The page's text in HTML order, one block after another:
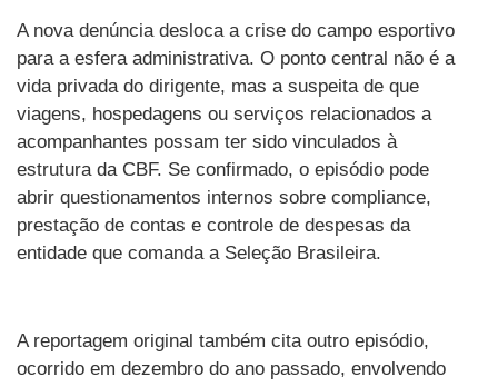
A nova denúncia desloca a crise do campo esportivo
para a esfera administrativa. O ponto central não é a
vida privada do dirigente, mas a suspeita de que
viagens, hospedagens ou serviços relacionados a
acompanhantes possam ter sido vinculados à
estrutura da CBF. Se confirmado, o episódio pode
abrir questionamentos internos sobre compliance,
prestação de contas e controle de despesas da
entidade que comanda a Seleção Brasileira.
A reportagem original também cita outro episódio,
ocorrido em dezembro do ano passado, envolvendo